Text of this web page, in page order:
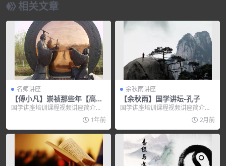
相关文章
名师讲座
【傅小凡】崇祯那些年【高
清】
国学讲座培训课程视频讲座简介：
【傅小凡】崇祯那些年【高清】 厦
1年前
余秋雨讲座
【余秋雨】国学讲坛-孔子
国学讲座培训课程视频讲座简介：
《国学讲坛：孔子 主讲人余秋雨》
2月前